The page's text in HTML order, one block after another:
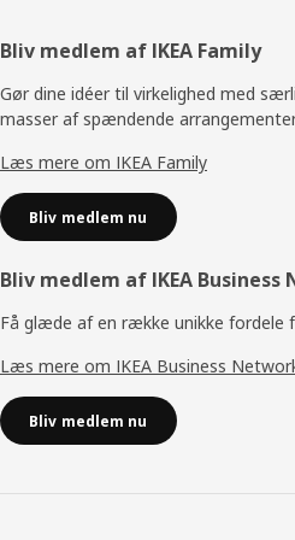
Footer
Bliv medlem af IKEA Family
Gør dine idéer til virkelighed med
masser af spændende
Læs mere om IKEA Family
Bliv medlem nu
Bliv medlem af IKEA Business
Få glæde af en række unikke fordele
Læs mere om IKEA Business
Bliv medlem nu